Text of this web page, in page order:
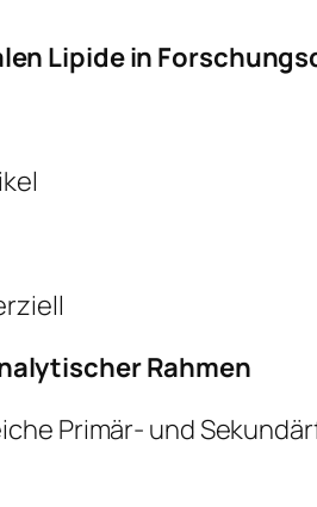
Lipide in
Rahmen
Primär- und